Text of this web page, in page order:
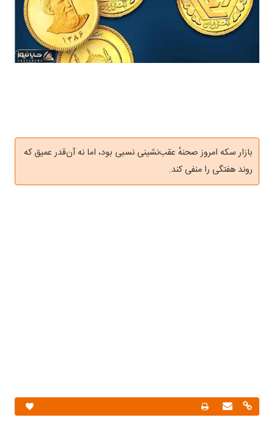
بازار سکه امروز صحنهٔ عقب‌نشینی نسبی بود، اما نه آن‌قدر عمیق که
روند هفتگی را منفی کند.